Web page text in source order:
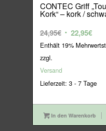
CONTEC Griff
Kork“ – kork /
24,95€
Preis
22,95€
Enthält 19%
zzgl.
Versand
Lieferzeit: 3 - 7 Tage
In den Warenkorb